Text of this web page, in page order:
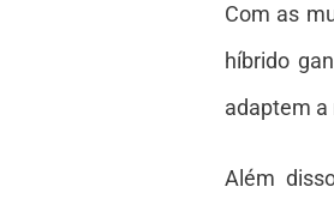
Com as
híbrido
adaptem a
Além